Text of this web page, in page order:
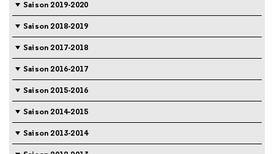
Saison 2019-2020
Saison 2018-2019
Saison 2017-2018
Saison 2016-2017
Saison 2015-2016
Saison 2014-2015
Saison 2013-2014